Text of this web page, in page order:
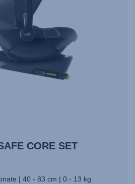
CORE SET
| 40 - 83 cm | 0 - 13 kg